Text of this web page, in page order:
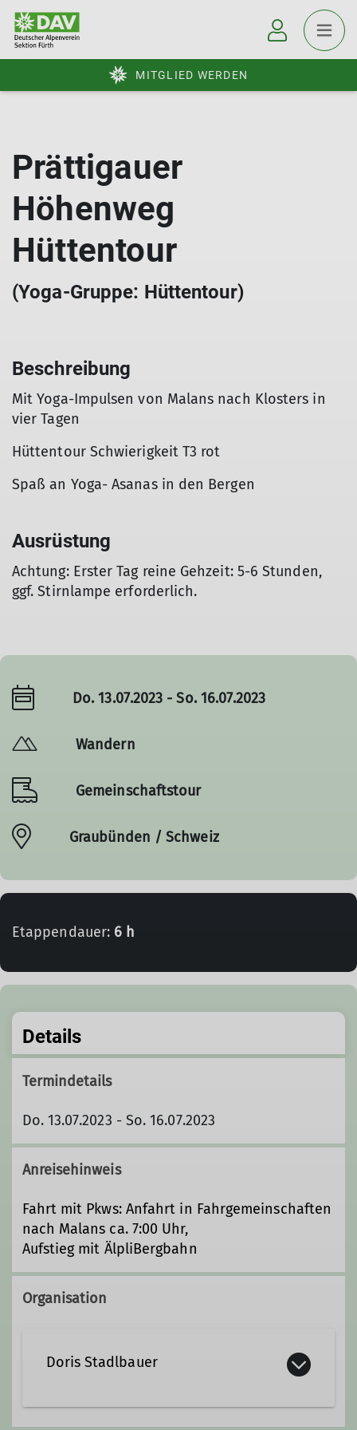
MITGLIED WERDEN
Prättigauer
Höhenweg
Hüttentour
(Yoga-Gruppe: Hüttentour)
Beschreibung
Mit Yoga-Impulsen von Malans nach Klosters in
vier Tagen
Hüttentour Schwierigkeit T3 rot
Spaß an Yoga- Asanas in den Bergen
Ausrüstung
Achtung: Erster Tag reine Gehzeit: 5-6 Stunden,
ggf. Stirnlampe erforderlich.
Do. 13.07.2023 - So. 16.07.2023
Wandern
Gemeinschaftstour
Graubünden / Schweiz
Etappendauer: 6 h
Details
Termindetails
Do. 13.07.2023 - So. 16.07.2023
Anreisehinweis
Fahrt mit Pkws: Anfahrt in Fahrgemeinschaften
nach Malans ca. 7:00 Uhr,
Aufstieg mit ÄlpliBergbahn
Organisation
Doris Stadlbauer
scheunen-architekt@t-online.de